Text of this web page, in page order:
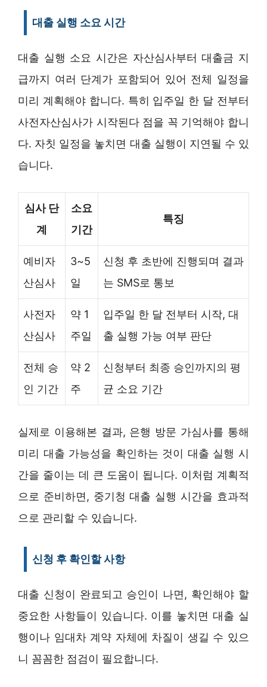
대출 실행 소요 시간
대출 실행 소요 시간은 자산심사부터 대출금 지
급까지 여러 단계가 포함되어 있어 전체 일정을
미리 계획해야 합니다. 특히 입주일 한 달 전부터
사전자산심사가 시작된다 점을 꼭 기억해야 합니
다. 자칫 일정을 놓치면 대출 실행이 지연될 수 있
습니다.
심사 단
계
소요
기간
특징
예비자
산심사
3~5
일
신청 후 초반에 진행되며 결과
는 SMS로 통보
사전자
산심사
약 1
주일
입주일 한 달 전부터 시작, 대
출 실행 가능 여부 판단
전체 승
인 기간
약 2
주
신청부터 최종 승인까지의 평
균 소요 기간
실제로 이용해본 결과, 은행 방문 가심사를 통해
미리 대출 가능성을 확인하는 것이 대출 실행 시
간을 줄이는 데 큰 도움이 됩니다. 이처럼 계획적
으로 준비하면, 중기청 대출 실행 시간을 효과적
으로 관리할 수 있습니다.
신청 후 확인할 사항
대출 신청이 완료되고 승인이 나면, 확인해야 할
중요한 사항들이 있습니다. 이를 놓치면 대출 실
행이나 임대차 계약 자체에 차질이 생길 수 있으
니 꼼꼼한 점검이 필요합니다.